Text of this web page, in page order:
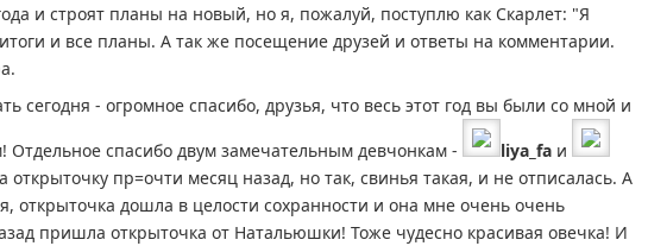
и строят планы на новый, но я, пожалуй, поступлю как Скарлет: "Я
и все планы. А так же посещение друзей и ответы на комментарии.
сегодня - огромное спасибо, друзья, что весь этот год вы были со мной и
спасибо двум замечательным девчонкам -
liya_fa и
открыточку пр=очти месяц назад, но так, свинья такая, и не отписалась. А
открыточка дошла в целости сохранности и она мне очень очень
пришла открыточка от Натальюшки! Тоже чудесно красивая овечка! И